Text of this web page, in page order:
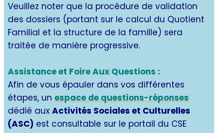
Veuillez noter que la procédure de validation
des dossiers (portant sur le calcul du Quotient
Familial et la structure de la famille) sera
traitée de manière progressive.
Assistance et Foire Aux Questions :
Afin de vous épauler dans vos différentes
étapes, un espace de questions-réponses
dédié aux Activités Sociales et Culturelles
(ASC) est consultable sur le portail du CSE